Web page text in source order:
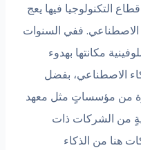
فيها يعج
ففي السنوات
بهدوء
بفضل
مؤسساتٍ مثل معهد
ذات
الذكاء